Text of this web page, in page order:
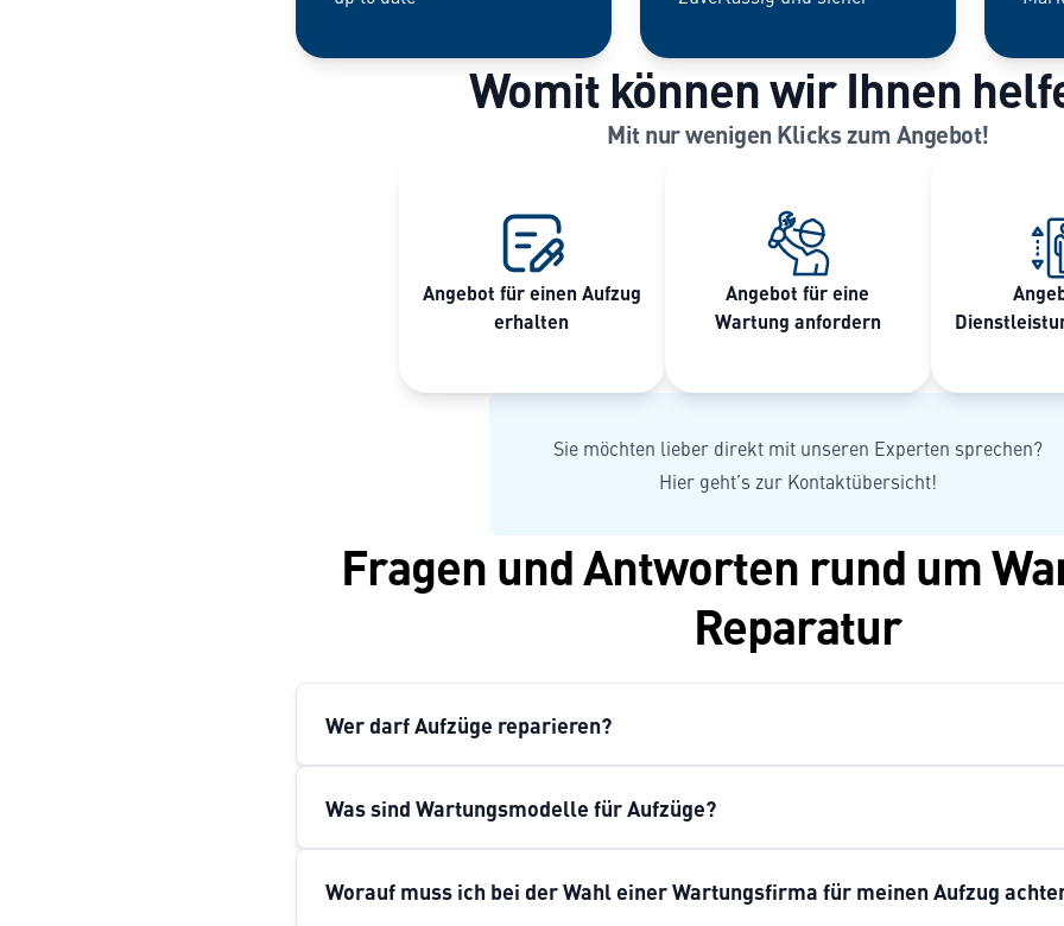
Womit können wir Ihnen
Mit nur wenigen Klicks zum Angebot!
Angebot für einen Aufzug
erhalten
Angebot für eine
Wartung anfordern
Sie möchten lieber direkt mit unseren Experten sprechen?
Hier geht’s zur Kontaktübersicht!
Fragen und Antworten rund um
Reparatur
Wer darf Aufzüge reparieren?
Was sind Wartungsmodelle für Aufzüge?
Worauf muss ich bei der Wahl einer Wartungsfirma für meinen Aufzug